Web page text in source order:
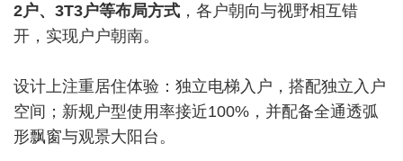
2户、3T3户等布局方式 ，各户朝向与视野相互错
开，实现户户朝南。
设计上注重居住体验：独立电梯入户，搭配独立入户
空间；新规户型使用率接近100%，并配备全通透弧
形飘窗与观景大阳台。